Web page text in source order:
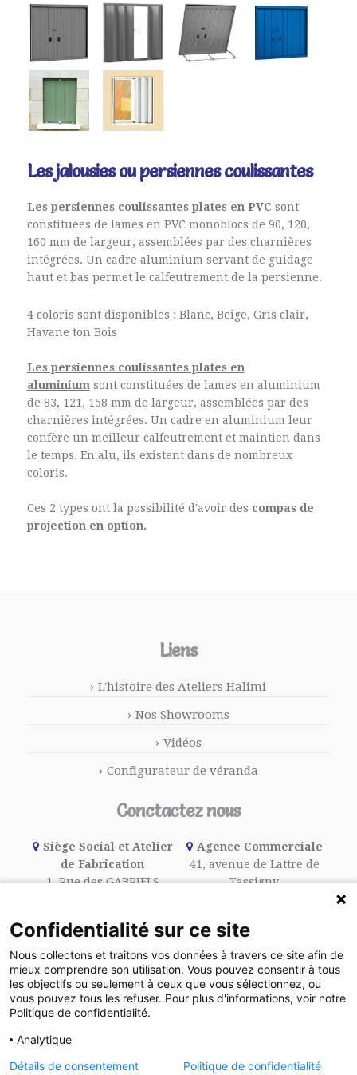
Les jalousies ou persiennes coulissantes
Les persiennes coulissantes plates en PVC sont
constituées de lames en PVC monoblocs de 90, 120,
160 mm de largeur, assemblées par des charnières
intégrées. Un cadre aluminium servant de guidage
haut et bas permet le calfeutrement de la persienne.
4 coloris sont disponibles : Blanc, Beige, Gris clair,
Havane ton Bois
Les persiennes coulissantes plates en
aluminium sont constituées de lames en aluminium
de 83, 121, 158 mm de largeur, assemblées par des
charnières intégrées. Un cadre en aluminium leur
confère un meilleur calfeutrement et maintien dans
le temps. En alu, ils existent dans de nombreux
coloris.
Ces 2 types ont la possibilité d'avoir des compas de
projection en option.
Liens
L'histoire des Ateliers Halimi
Nos Showrooms
Vidéos
Configurateur de véranda
Conctactez nous
Siège Social et Atelier
de Fabrication
1, Rue des GABRIELS
Agence Commerciale
41, avenue de Lattre de
Tassigny
01 45 95 15 15
Le Blog
BlueCube
Confidentialité sur ce site
Nous collectons et traitons vos données à travers ce site afin de
mieux comprendre son utilisation. Vous pouvez consentir à tous
les objectifs ou seulement à ceux que vous sélectionnez, ou
vous pouvez tous les refuser. Pour plus d'informations, voir notre
Politique de confidentialité.
Analytique
Détails de consentement
Politique de confidentialité